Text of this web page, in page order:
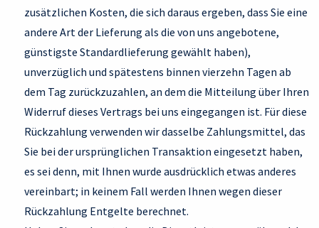
zusätzlichen Kosten, die sich daraus ergeben, dass Sie eine
andere Art der Lieferung als die von uns angebotene,
günstigste Standardlieferung gewählt haben),
unverzüglich und spätestens binnen vierzehn Tagen ab
dem Tag zurückzuzahlen, an dem die Mitteilung über Ihren
Widerruf dieses Vertrags bei uns eingegangen ist. Für diese
Rückzahlung verwenden wir dasselbe Zahlungsmittel, das
Sie bei der ursprünglichen Transaktion eingesetzt haben,
es sei denn, mit Ihnen wurde ausdrücklich etwas anderes
vereinbart; in keinem Fall werden Ihnen wegen dieser
Rückzahlung Entgelte berechnet.